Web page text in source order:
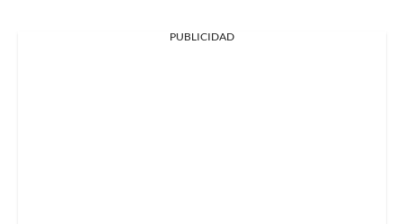
PUBLICIDAD